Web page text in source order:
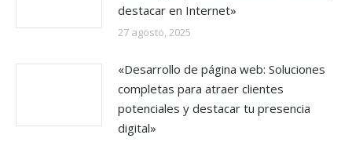
destacar en Internet»
27 agosto, 2025
«Desarrollo de página web: Soluciones
completas para atraer clientes
potenciales y destacar tu presencia
digital»